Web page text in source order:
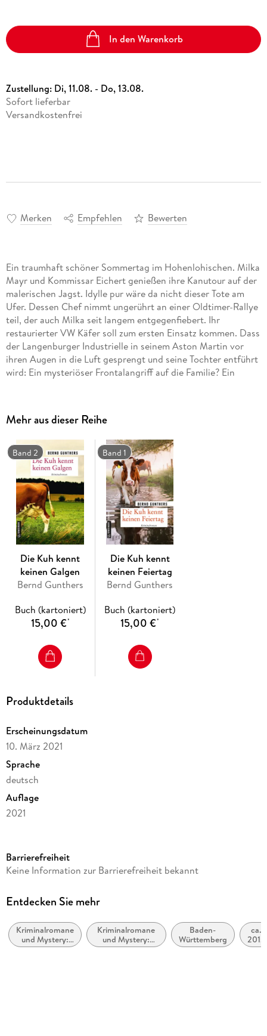
In den Warenkorb
Zustellung: Di, 11.08. - Do, 13.08.
Sofort lieferbar
Versandkostenfrei
Merken Empfehlen Bewerten
Ein traumhaft schöner Sommertag im Hohenlohischen. Milka
Mayr und Kommissar Eichert genießen ihre Kanutour auf der
malerischen Jagst. Idylle pur wäre da nicht dieser Tote am
Ufer. Dessen Chef nimmt ungerührt an einer Oldtimer-Rallye
teil, der auch Milka seit langem entgegenfiebert. Ihr
restaurierter VW Käfer soll zum ersten Einsatz kommen. Dass
der Langenburger Industrielle in seinem Aston Martin vor
ihren Augen in die Luft gesprengt und seine Tochter entführt
wird: Ein mysteriöser Frontalangriff auf die Familie? Ein
Mehr aus dieser Reihe
Band 2
Die Kuh kennt
keinen Galgen
Bernd Gunthers
Buch (kartoniert)
15,00 €*
Band 1
Die Kuh kennt
keinen Feiertag
Bernd Gunthers
Buch (kartoniert)
15,00 €*
Produktdetails
Erscheinungsdatum
10. März 2021
Sprache
deutsch
Auflage
2021
Reihe
Autor/Autorin
Verlag/Hersteller
Gmeiner-Verlag
Barrierefreiheit
Keine Information zur Barrierefreiheit bekannt
Entdecken Sie mehr
Kriminalromane
und Mystery:
Polizeiarbeit &
Kriminalromane
und Mystery:
Privatdetektiv /
Baden-
Württemberg
ca.
2010
bis